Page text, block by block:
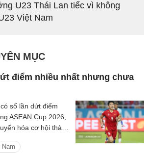
U23 Thái Lan tiếc vì không
Việt Nam
MỤC
điểm nhiều nhất nhưng chưa
số lần dứt điểm
ASEAN Cup 2026,
hóa cơ hội thành